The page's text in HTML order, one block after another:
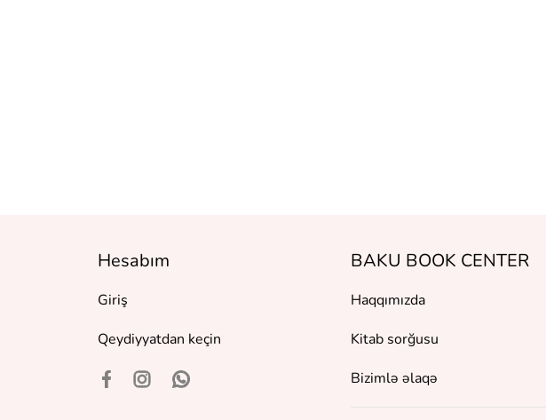
Hesabım
Giriş
Qeydiyyatdan keçin
BAKU BOOK CENTER
Haqqımızda
Kitab sorğusu
Bizimlə əlaqə